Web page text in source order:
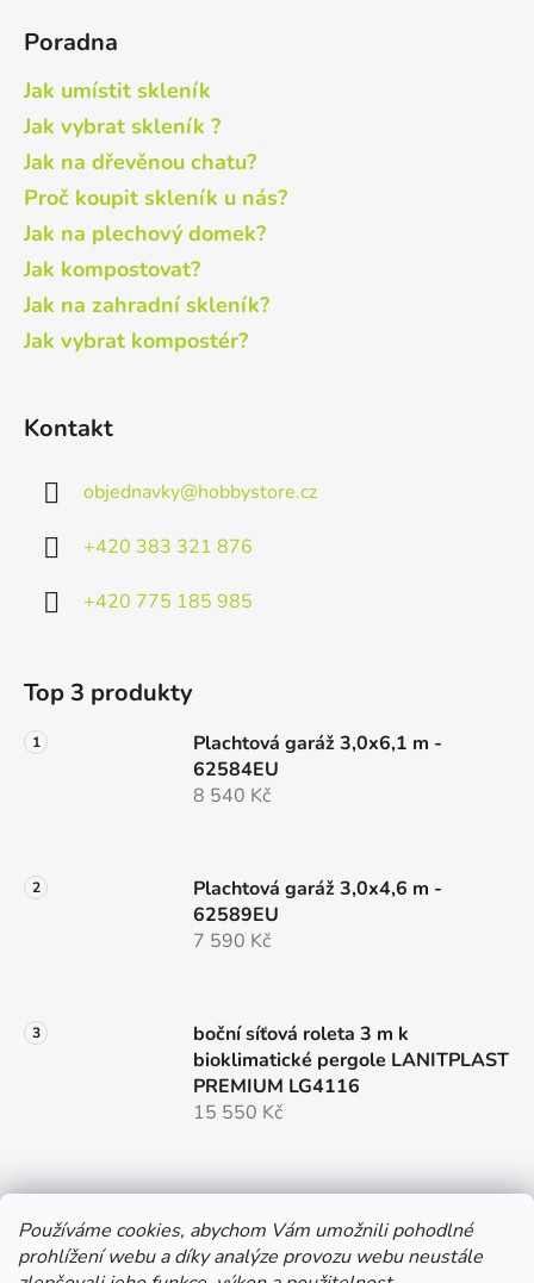
Používáme cookies, abychom Vám umožnili pohodlné
prohlížení webu a díky analýze provozu webu neustále
Poradna
Jak umístit skleník
Jak vybrat skleník ?
Jak na dřevěnou chatu?
Proč koupit skleník u nás?
Jak na plechový domek?
Jak kompostovat?
Jak na zahradní skleník?
Jak vybrat kompostér?
Kontakt
objednavky@hobbystore.cz
+420 383 321 876
+420 775 185 985
Top 3 produkty
Plachtová garáž 3,0x6,1 m -
62584EU
8 540 Kč
Plachtová garáž 3,0x4,6 m -
62589EU
7 590 Kč
boční síťová roleta 3 m k
bioklimatické pergole LANITPLAST
PREMIUM LG4116
15 550 Kč
e-shop provozuje